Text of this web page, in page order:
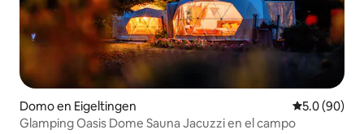
Domo en Eigeltingen Calificación
5.0 (90)
Glamping Oasis Dome Sauna Jacuzzi en el campo